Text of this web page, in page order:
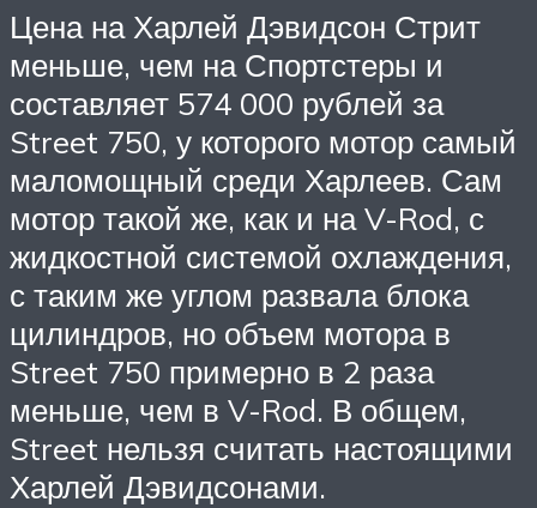
Цена на Харлей Дэвидсон Стрит
меньше, чем на Спортстеры и
составляет 574 000 рублей за
Street 750, у которого мотор самый
маломощный среди Харлеев. Сам
мотор такой же, как и на V-Rod, с
жидкостной системой охлаждения,
с таким же углом развала блока
цилиндров, но объем мотора в
Street 750 примерно в 2 раза
меньше, чем в V-Rod. В общем,
Street нельзя считать настоящими
Харлей Дэвидсонами.